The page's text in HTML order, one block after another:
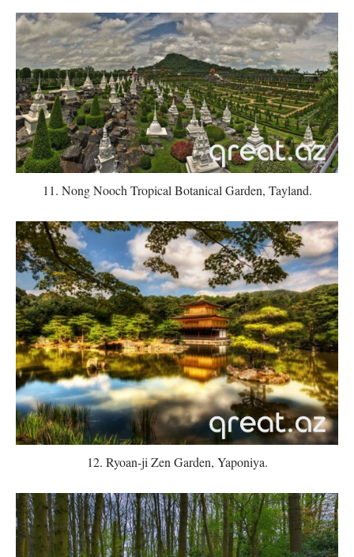
11. Nong Nooch Tropical Botanical Garden, Tayland.
12. Ryoan-ji Zen Garden, Yaponiya.